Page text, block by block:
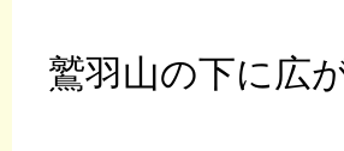
鷲羽山の下に広